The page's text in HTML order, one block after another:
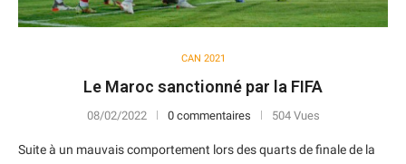
CAN 2021
Le Maroc sanctionné par la FIFA
08/02/2022 0 commentaires 504 Vues
Suite à un mauvais comportement lors des quarts de finale de la